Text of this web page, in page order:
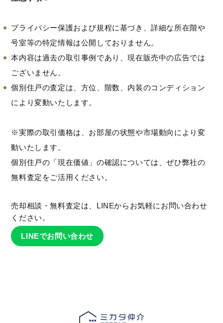
プライバシー保護および規程に基づき、詳細な所在階や
号室等の特定情報は公開しておりません。
本内容は過去の取引事例であり、現在販売中の広告では
ございません。
個別住戸の査定は、方位、階数、内装のコンディション
により変動いたします。
※実際の取引価格は、お部屋の状態や市場動向により変
動いたします。
個別住戸の「現在価値」の確認については、ぜひ弊社の
無料査定をご活用ください。
売却相談・無料査定は、LINEからお気軽にお問い合わせ
ください。
LINEでお問い合わせ